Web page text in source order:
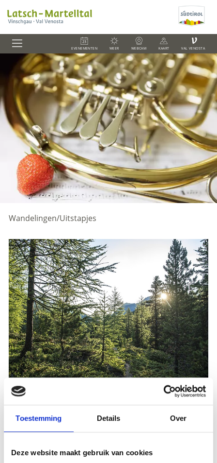
Toestemming Details Over
Deze website maakt gebruik van cookies
EVENEMENTEN WEER WEBCAM KAART
V
VAL VENOSTA
Wandelingen/Uitstapjes
Plaats evenement